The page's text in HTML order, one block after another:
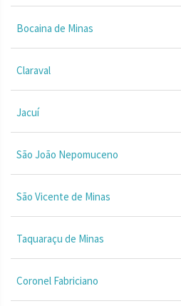
Bocaina de Minas
Claraval
Jacuí
São João Nepomuceno
São Vicente de Minas
Taquaraçu de Minas
Coronel Fabriciano